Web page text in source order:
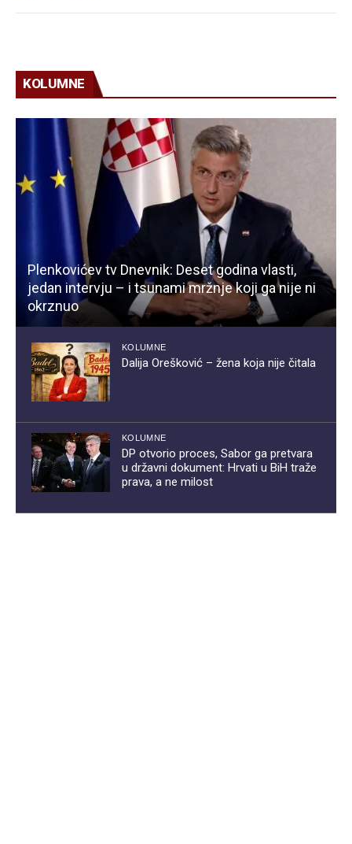
KOLUMNE
Plenkovićev tv Dnevnik: Deset godina vlasti,
jedan intervju – i tsunami mržnje koji ga nije ni
okrznuo
KOLUMNE
Dalija Orešković – žena koja nije čitala
KOLUMNE
DP otvorio proces, Sabor ga pretvara
u državni dokument: Hrvati u BiH traže
prava, a ne milost